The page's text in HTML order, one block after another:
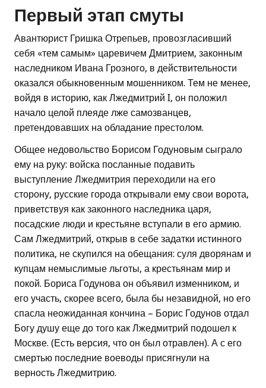
Первый этап смуты
Авантюрист Гришка Отрепьев, провозгласивший
себя «тем самым» царевичем Дмитрием, законным
наследником Ивана Грозного, в действительности
оказался обыкновенным мошенником. Тем не менее,
войдя в историю, как Лжедмитрий I, он положил
начало целой плеяде лже самозванцев,
претендовавших на обладание престолом.
Общее недовольство Борисом Годуновым сыграло
ему на руку: войска посланные подавить
выступление Лжедмитрия переходили на его
сторону, русские города открывали ему свои ворота,
приветствуя как законного наследника царя,
посадские люди и крестьяне вступали в его армию.
Сам Лжедмитрий, открыв в себе задатки истинного
политика, не скупился на обещания: суля дворянам и
купцам немыслимые льготы, а крестьянам мир и
покой. Бориса Годунова он объявил изменником, и
его участь, скорее всего, была бы незавидной, но его
спасла неожиданная кончина – Борис Годунов отдал
Богу душу еще до того как Лжедмитрий подошел к
Москве. (Есть версия, что он был отравлен). А с его
смертью последние воеводы присягнули на
верность Лжедмитрию.